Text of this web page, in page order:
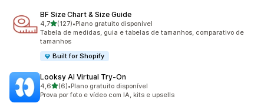
BF Size Chart & Size Guide
4,7de 5 estrelas
(127)
127 avaliações ao todo
•Plano gratuito disponível
Tabela de medidas, guia e tabelas de tamanhos, comparativo de
tamanhos
Built for Shopify
Looksy AI Virtual Try‑On
4,6de 5 estrelas
(6)
6 avaliações ao todo
•Plano gratuito disponível
Prova por foto e vídeo com IA, kits e upsells